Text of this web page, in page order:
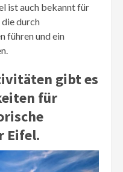
ist auch bekannt für
durch
führen und ein
gibt es
für
Eifel.